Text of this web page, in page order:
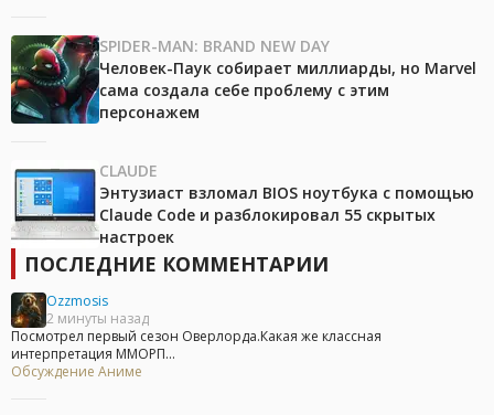
SPIDER-MAN: BRAND NEW DAY
Человек-Паук собирает миллиарды, но Marvel
сама создала себе проблему с этим
персонажем
CLAUDE
Энтузиаст взломал BIOS ноутбука с помощью
Claude Code и разблокировал 55 скрытых
настроек
ПОСЛЕДНИЕ КОММЕНТАРИИ
Ozzmosis
2 минуты назад
Посмотрел первый сезон Оверлорда.Какая же классная
интерпретация ММОРП...
Обсуждение Аниме